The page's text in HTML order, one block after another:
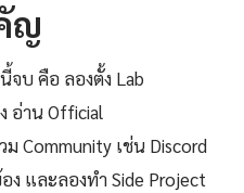
ญ
จบ คือ ลองตั้ง Lab
อ่าน Official
Community เช่น Discord
ง และลองทำ Side Project